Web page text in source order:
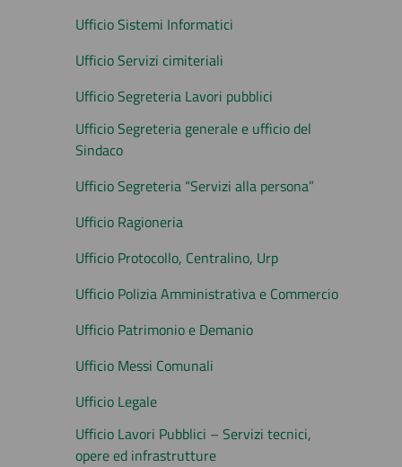
Ufficio Sistemi Informatici
Ufficio Servizi cimiteriali
Ufficio Segreteria Lavori pubblici
Ufficio Segreteria generale e ufficio del
Sindaco
Ufficio Segreteria “Servizi alla persona”
Ufficio Ragioneria
Ufficio Protocollo, Centralino, Urp
Ufficio Polizia Amministrativa e Commercio
Ufficio Patrimonio e Demanio
Ufficio Messi Comunali
Ufficio Legale
Ufficio Lavori Pubblici – Servizi tecnici,
opere ed infrastrutture